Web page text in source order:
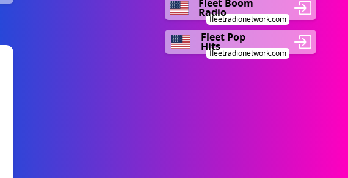
Fleet Boom
Radio
fleetradionetwork.com
Fleet Pop
Hits
fleetradionetwork.com